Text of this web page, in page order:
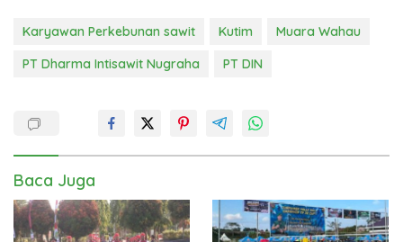
Karyawan Perkebunan sawit Kutim
Muara Wahau
PT Dharma Intisawit Nugraha
PT DIN
Baca Juga